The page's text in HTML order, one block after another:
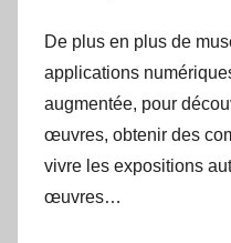
De plus en plus de
applications
augmentée, pour
œuvres, obtenir des
vivre les expositions
œuvres…